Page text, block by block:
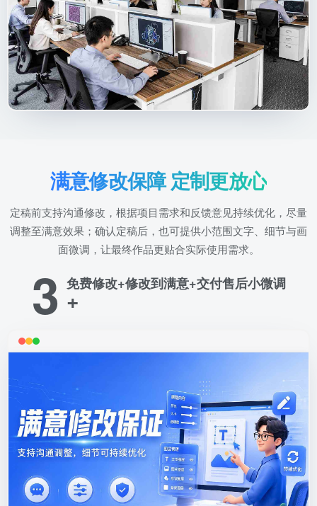
满意修改保障 定制更放心
定稿前支持沟通修改，根据项目需求和反馈意见持续优化，尽量
调整至满意效果；确认定稿后，也可提供小范围文字、细节与画
面微调，让最终作品更贴合实际使用需求。
3 免费修改+修改到满意+交付售后小微调
+